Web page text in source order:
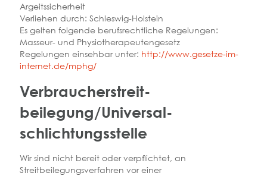
Argeitssicherheit
Verliehen durch: Schleswig-Holstein
Es gelten folgende berufsrechtliche Regelungen:
Masseur- und Physiotherapeutengesetz
Regelungen einsehbar unter: http://www.gesetze-im-
internet.de/mphg/
Verbraucher­streit­
beilegung/Universal­
schlichtungs­stelle
Wir sind nicht bereit oder verpflichtet, an
Streitbeilegungsverfahren vor einer